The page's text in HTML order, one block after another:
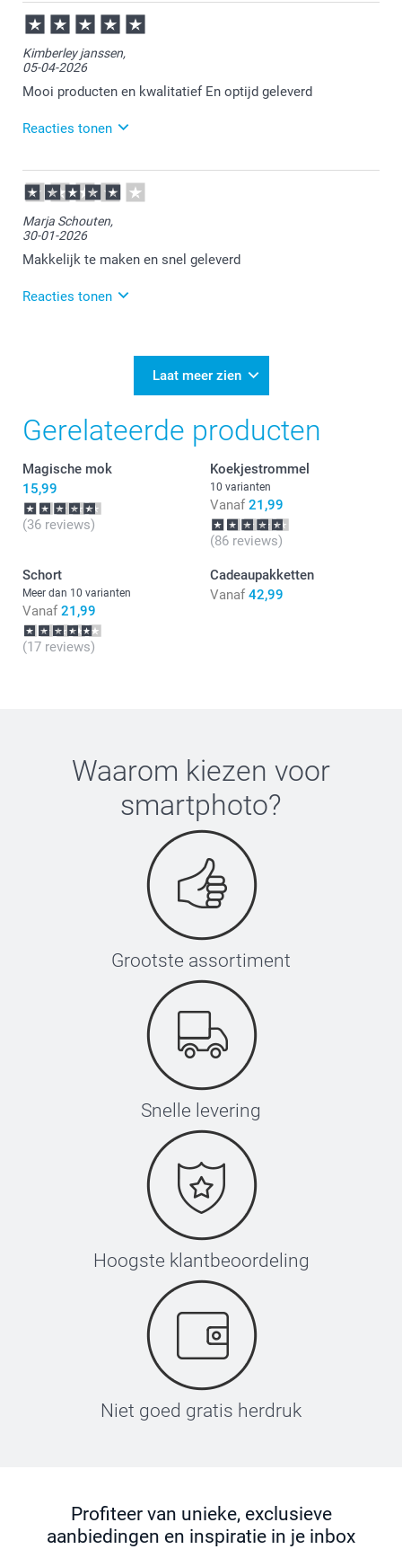
27-05-2026
17:23
Bedankt voor je review. Wat fijn dat je tevreden bent
met de kwaliteit van je placemat. Heel veel plezier er
van!
Kimberley janssen,
05-04-2026
Mooi producten en kwalitatief En optijd geleverd
Reacties tonen
07-04-2026
15:16
Heel veel plezier ervan!
Marja Schouten,
30-01-2026
Makkelijk te maken en snel geleverd
Reacties tonen
Bedankt voor je positieve review! Wat fijn dat het
nieuwe aanwinst op tafel!
Laat meer zien
Gerelateerde producten
Magische mok
15,99
(36 reviews)
Koekjestrommel
10 varianten
Vanaf 21,99
(86 reviews)
Schort
Meer dan 10 varianten
Vanaf 21,99
(17 reviews)
Cadeaupakketten
Vanaf 42,99
Waarom kiezen voor
smartphoto?
Grootste assortiment
Snelle levering
Hoogste klantbeoordeling
Niet goed gratis herdruk
Profiteer van unieke, exclusieve
aanbiedingen en inspiratie in je inbox